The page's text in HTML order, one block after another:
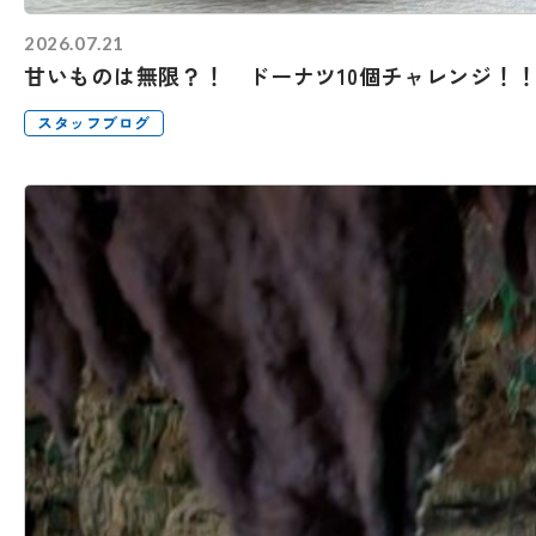
2026.07.21
甘いものは無限？！ ドーナツ10個チャレンジ！
スタッフブログ